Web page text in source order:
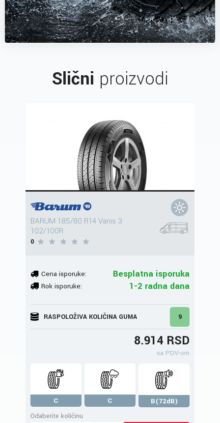
Slični proizvodi
BARUM 185/80 R14 Vanis 3
102/100R
0
Cena isporuke: Besplatna isporuka
Rok isporuke: 1-2 radna dana
RASPOLOŽIVA KOLIČINA GUMA 9
8.914 RSD
sa PDV-om
C C
B(72dB)
Odaberite količinu